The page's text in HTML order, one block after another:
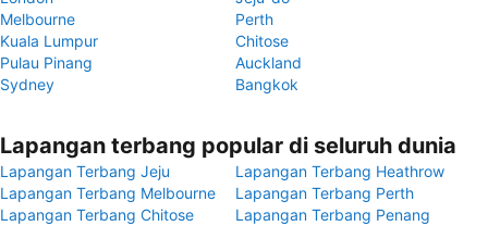
Melbourne
Perth
Kuala Lumpur
Chitose
Pulau Pinang
Auckland
Sydney
Bangkok
Lapangan terbang popular di seluruh dunia
Lapangan Terbang Jeju
Lapangan Terbang Heathrow
Lapangan Terbang Melbourne
Lapangan Terbang Perth
Lapangan Terbang Chitose
Lapangan Terbang Penang